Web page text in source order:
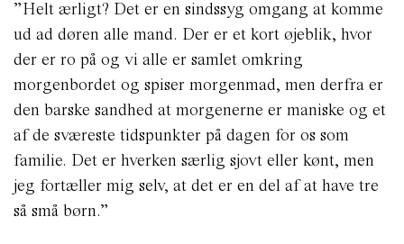
”Helt ærligt? Det er en sindssyg omgang at komme
ud ad døren alle mand. Der er et kort øjeblik, hvor
der er ro på og vi alle er samlet omkring
morgenbordet og spiser morgenmad, men derfra er
den barske sandhed at morgenerne er maniske og et
af de sværeste tidspunkter på dagen for os som
familie. Det er hverken særlig sjovt eller kønt, men
jeg fortæller mig selv, at det er en del af at have tre
så små børn.”